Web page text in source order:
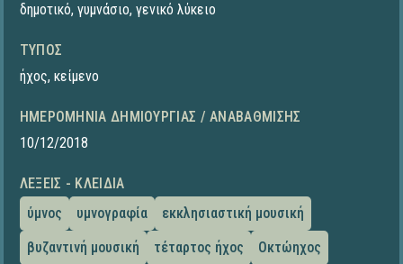
δημοτικό, γυμνάσιο, γενικό λύκειο
ΤΎΠΟΣ
ήχος, κείμενο
ΗΜΕΡΟΜΗΝΊΑ ΔΗΜΙΟΥΡΓΊΑΣ / ΑΝΑΒΆΘΜΙΣΗΣ
10/12/2018
ΛΈΞΕΙΣ - ΚΛΕΙΔΙΆ
ύμνος
υμνογραφία
εκκλησιαστική μουσική
βυζαντινή μουσική
τέταρτος ήχος
Οκτώηχος